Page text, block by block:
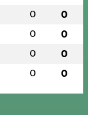
0 0
0 0
0 0
0 0